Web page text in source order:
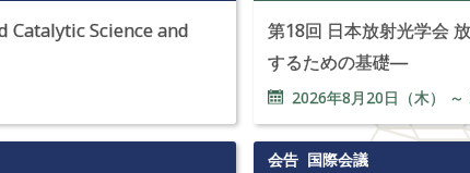
Catalytic Science and
第18回 日本放射光学会
するための基礎―
2026年8月20日（木） ～
会告 国際会議